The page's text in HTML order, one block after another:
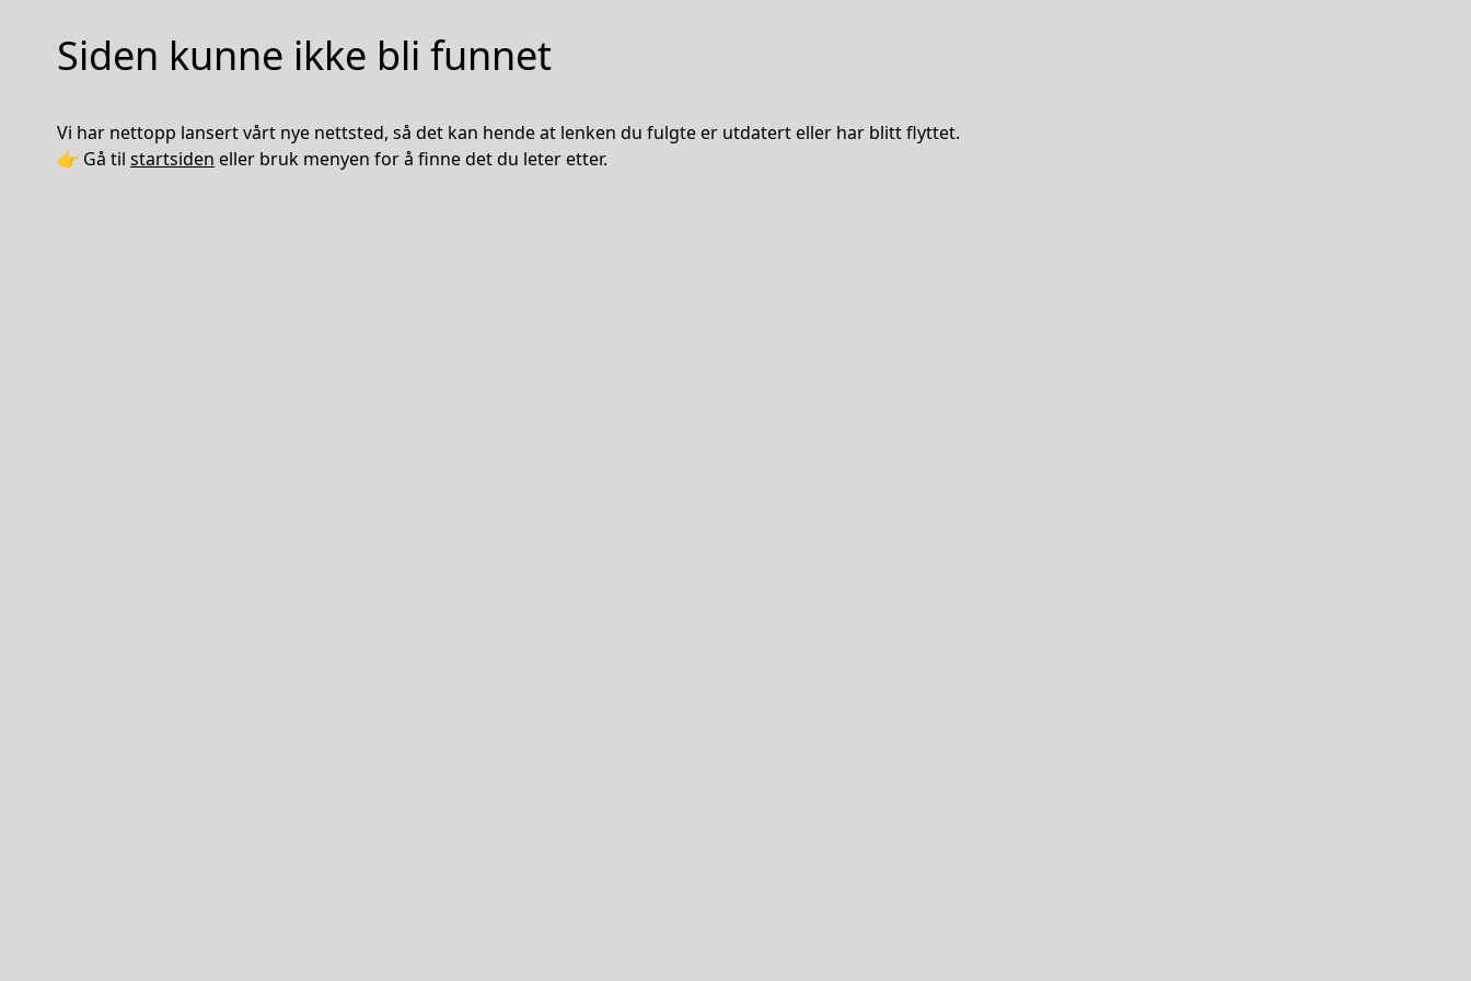
Siden kunne ikke bli funnet
Vi har nettopp lansert vårt nye nettsted, så det kan hende at lenken du fulgte er utdatert eller har blitt flyttet.
👉 Gå til startsiden eller bruk menyen for å finne det du leter etter.